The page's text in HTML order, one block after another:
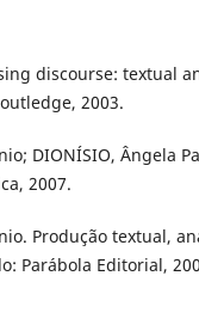
discourse: textual
2003.
DIONÍSIO, Ângela
2007.
Produção textual,
Parábola Editorial,